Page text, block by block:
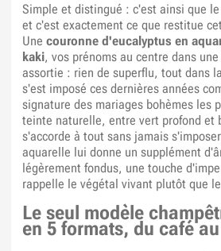
Simple et distingué : c'est ainsi que
et c'est exactement ce que restitue
Une couronne d'eucalyptus en
kaki, vos prénoms au centre dans
assortie : rien de superflu, tout dans
s'est imposé ces dernières années
signature des mariages bohèmes les
teinte naturelle, entre vert profond et
s'accorde à tout sans jamais
aquarelle lui donne un supplément
légèrement fondus, une touche
rappelle le végétal vivant plutôt que
Le seul modèle
en 5 formats, du café